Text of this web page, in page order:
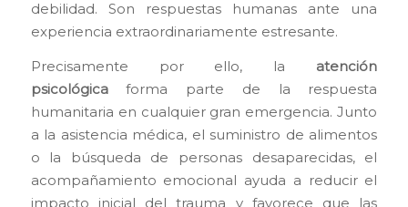
debilidad. Son respuestas humanas ante una
experiencia extraordinariamente estresante.
Precisamente por ello, la atención
psicológicaforma parte de la respuesta
humanitaria en cualquier gran emergencia. Junto
a la asistencia médica, el suministro de alimentos
o la búsqueda de personas desaparecidas, el
acompañamiento emocional ayuda a reducir el
impacto inicial del trauma y favorece que las